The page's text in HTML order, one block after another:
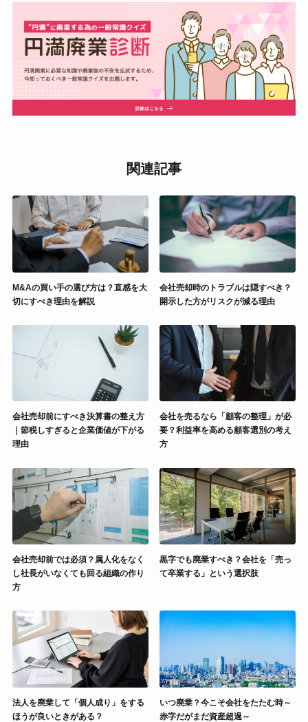
関連記事
M&Aの買い手の選び方は？直感を大
切にすべき理由を解説
会社売却時のトラブルは隠すべき？
開示した方がリスクが減る理由
会社売却前にすべき決算書の整え方
｜節税しすぎると企業価値が下がる
理由
会社を売るなら「顧客の整理」が必
要？利益率を高める顧客選別の考え
方
会社売却前では必須？属人化をなく
し社長がいなくても回る組織の作り
方
黒字でも廃業すべき？会社を「売っ
て卒業する」という選択肢
法人を廃業して「個人成り」をする
ほうが良いときがある？
いつ廃業？今こそ会社をたたむ時～
赤字だがまだ資産超過～